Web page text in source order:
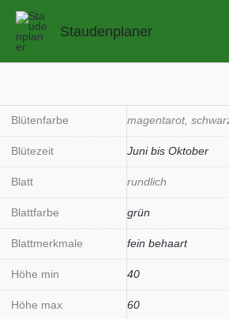
Zum
springen
Staudenplaner
Blütenfarbe magentarot,
Blütezeit Juni bis Oktober
Blatt rundlich
Blattfarbe grün
Blattmerkmale fein behaart
Höhe min 40
Höhe max 60